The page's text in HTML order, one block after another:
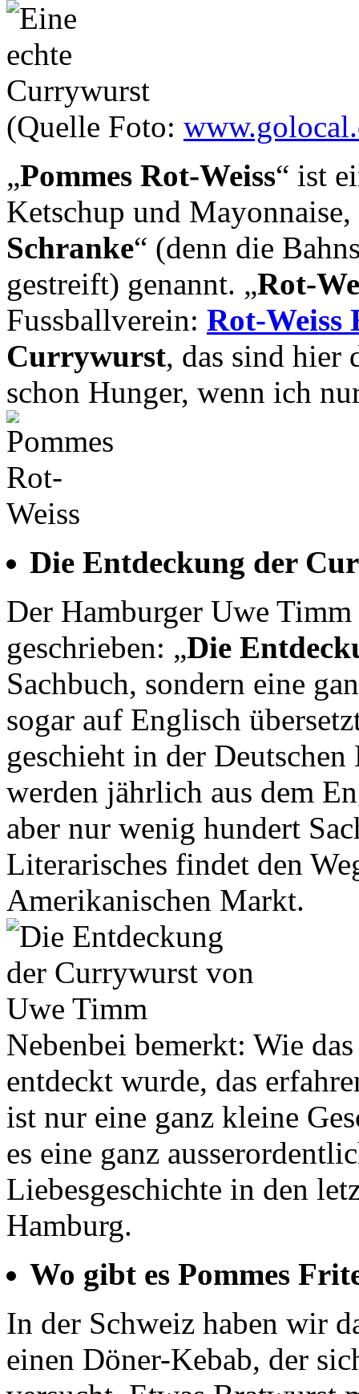
(Quelle Foto:
„Pommes Rot-Weiss“ ist
Ketschup und Mayonnaise,
Schranke“ (denn die
gestreift) genannt. „Rot-
Fussballverein: Rot-Weiss
Currywurst, das sind hier
schon Hunger, wenn ich
Die Entdeckung der
Der Hamburger Uwe
geschrieben: „Die
Sachbuch, sondern eine
sogar auf Englisch
geschieht in der
werden jährlich aus dem
aber nur wenig hundert
Literarisches findet den
Amerikanischen Markt.
Nebenbei bemerkt: Wie
entdeckt wurde, das
ist nur eine ganz kleine
es eine ganz
Liebesgeschichte in den
Hamburg.
Wo gibt es Pommes
In der Schweiz haben wir
einen Döner-Kebab, der